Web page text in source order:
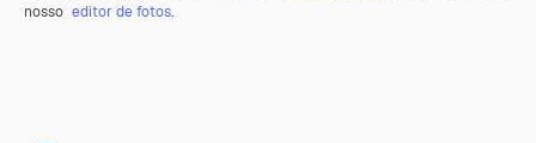
nosso editor de fotos.